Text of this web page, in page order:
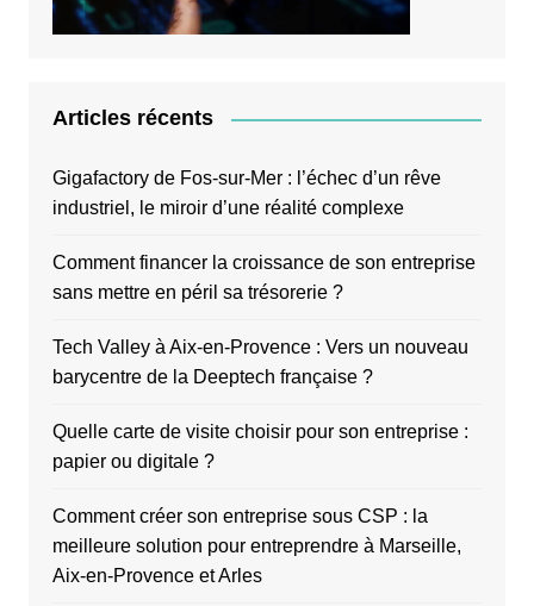
Articles récents
Gigafactory de Fos-sur-Mer : l’échec d’un rêve
industriel, le miroir d’une réalité complexe
Comment financer la croissance de son entreprise
sans mettre en péril sa trésorerie ?
Tech Valley à Aix-en-Provence : Vers un nouveau
barycentre de la Deeptech française ?
Quelle carte de visite choisir pour son entreprise :
papier ou digitale ?
Comment créer son entreprise sous CSP : la
meilleure solution pour entreprendre à Marseille,
Aix-en-Provence et Arles